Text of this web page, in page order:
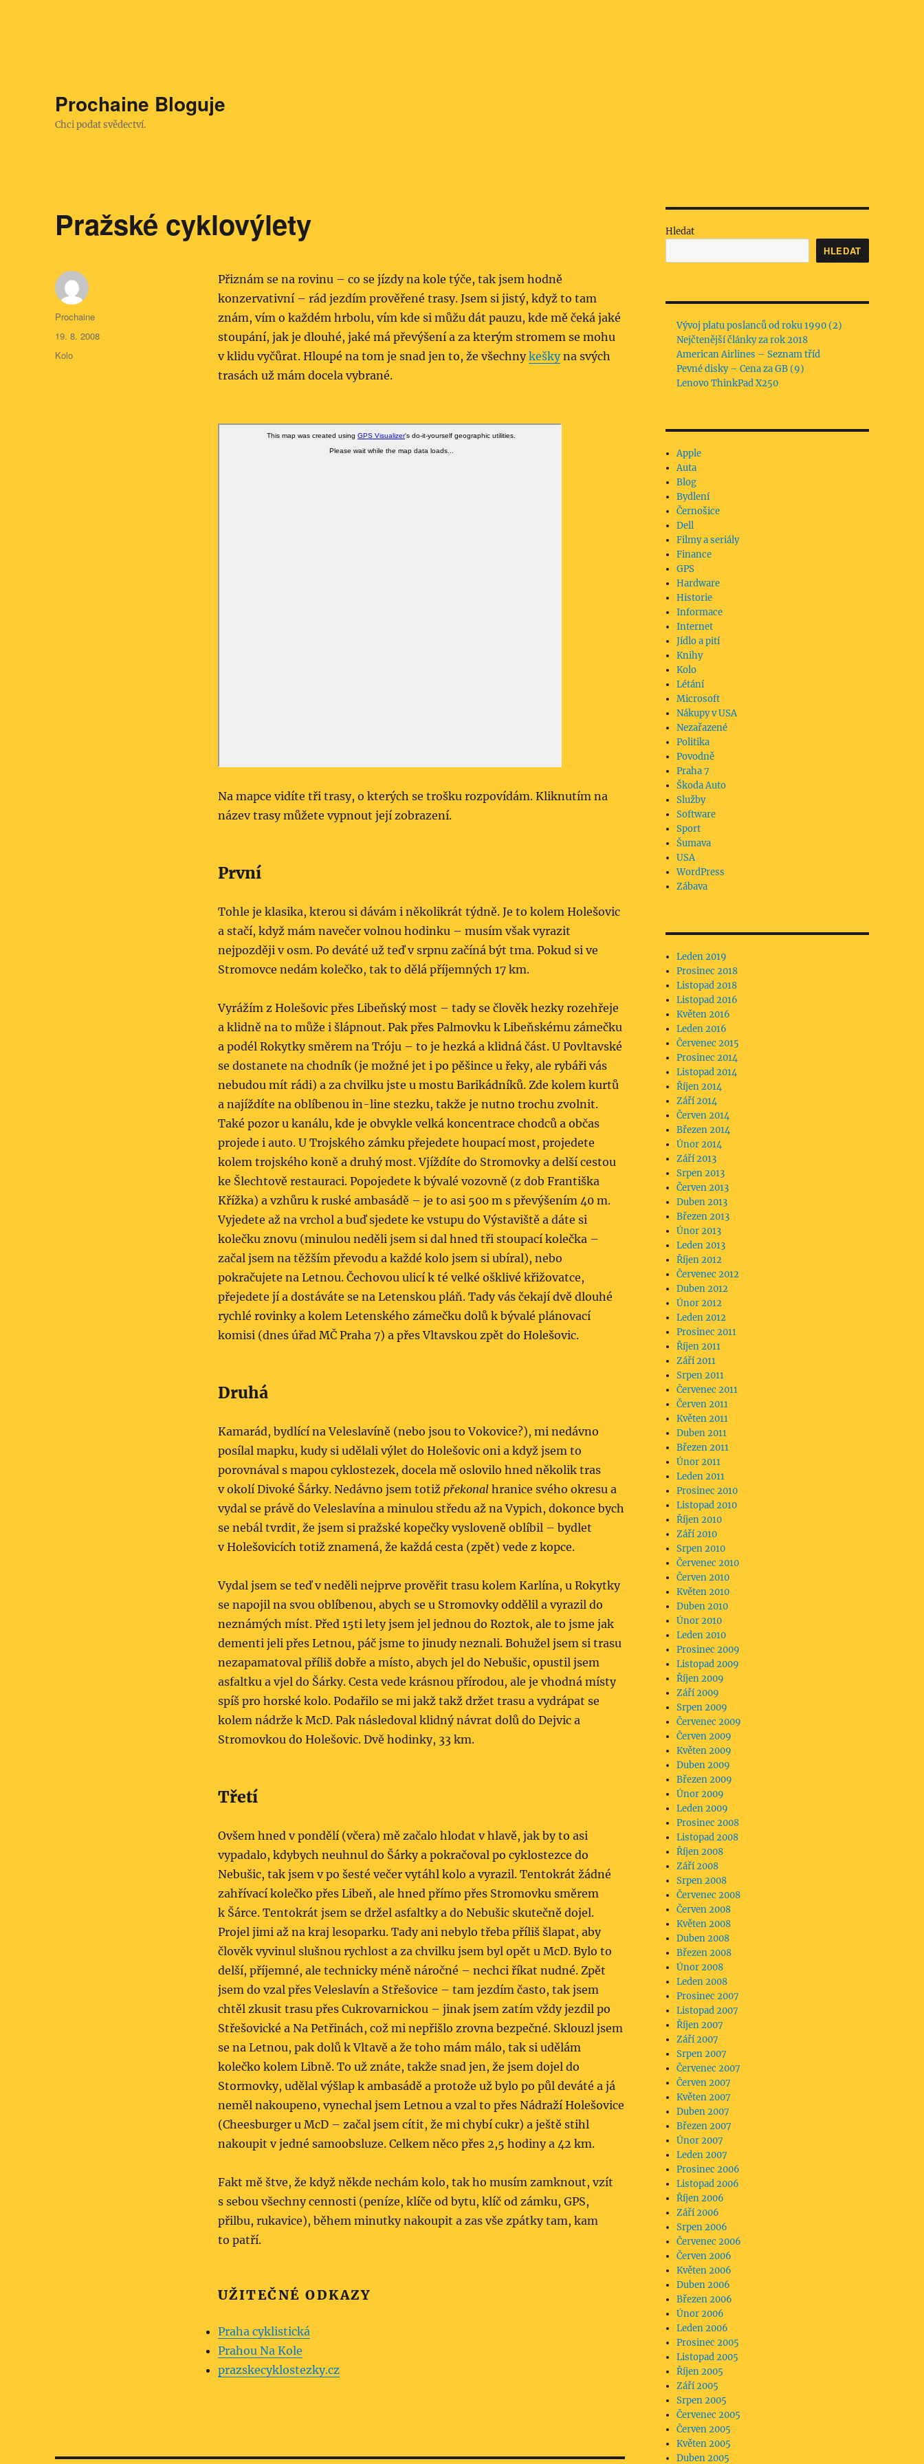
Prochaine Bloguje
Chci podat svědectví.
Pražské cyklovýlety
Přiznám se na rovinu – co se jízdy na kole týče, tak jsem hodně
konzervativní – rád jezdím prověřené trasy. Jsem si jistý, když to tam
znám, vím o každém hrbolu, vím kde si můžu dát pauzu, kde mě čeká jaké
stoupání, jak je dlouhé, jaké má převýšení a za kterým stromem se mohu
v klidu vyčůrat. Hloupé na tom je snad jen to, že všechnykeškyna svých
trasách už mám docela vybrané.
Na mapce vidíte tři trasy, o kterých se trošku rozpovídám. Kliknutím na
název trasy můžete vypnout její zobrazení.
První
Tohle je klasika, kterou si dávám i několikrát týdně. Je to kolem Holešovic
a stačí, když mám navečer volnou hodinku – musím však vyrazit
nejpozději v osm. Po deváté už teď v srpnu začíná být tma. Pokud si ve
Stromovce nedám kolečko, tak to dělá příjemných 17 km.
Vyrážím z Holešovic přes Libeňský most – tady se člověk hezky rozehřeje
a klidně na to může i šlápnout. Pak přes Palmovku k Libeňskému zámečku
a podél Rokytky směrem na Tróju – to je hezká a klidná část. U Povltavské
se dostanete na chodník (je možné jet i po pěšince u řeky, ale rybáři vás
nebudou mít rádi) a za chvilku jste u mostu Barikádníků. Zde kolem kurtů
a najíždíte na oblíbenou in-line stezku, takže je nutno trochu zvolnit.
Také pozor u kanálu, kde je obvykle velká koncentrace chodců a občas
projede i auto. U Trojského zámku přejedete houpací most, projedete
kolem trojského koně a druhý most. Vjíždíte do Stromovky a delší cestou
ke Šlechtově restauraci. Popojedete k bývalé vozovně (z dob Františka
Křížka) a vzhůru k ruské ambasádě – je to asi 500 m s převýšením 40 m.
Vyjedete až na vrchol a buď sjedete ke vstupu do Výstaviště a dáte si
kolečku znovu (minulou neděli jsem si dal hned tři stoupací kolečka –
začal jsem na těžším převodu a každé kolo jsem si ubíral), nebo
pokračujete na Letnou. Čechovou ulicí k té velké ošklivé křižovatce,
přejedete jí a dostáváte se na Letenskou pláň. Tady vás čekají dvě dlouhé
rychlé rovinky a kolem Letenského zámečku dolů k bývalé plánovací
komisi (dnes úřad MČ Praha 7) a přes Vltavskou zpět do Holešovic.
Druhá
Kamarád, bydlící na Veleslavíně (nebo jsou to Vokovice?), mi nedávno
posílal mapku, kudy si udělali výlet do Holešovic oni a když jsem to
porovnával s mapou cyklostezek, docela mě oslovilo hned několik tras
v okolí Divoké Šárky. Nedávno jsem totiž překonalhranice svého okresu a
vydal se právě do Veleslavína a minulou středu až na Vypich, dokonce bych
se nebál tvrdit, že jsem si pražské kopečky vysloveně oblíbil – bydlet
v Holešovicích totiž znamená, že každá cesta (zpět) vede z kopce.
Vydal jsem se teď v neděli nejprve prověřit trasu kolem Karlína, u Rokytky
se napojil na svou oblíbenou, abych se u Stromovky oddělil a vyrazil do
neznámých míst. Před 15ti lety jsem jel jednou do Roztok, ale to jsme jak
dementi jeli přes Letnou, páč jsme to jinudy neznali. Bohužel jsem si trasu
nezapamatoval příliš dobře a místo, abych jel do Nebušic, opustil jsem
asfaltku a vjel do Šárky. Cesta vede krásnou přírodou, ale je vhodná místy
spíš pro horské kolo. Podařilo se mi jakž takž držet trasu a vydrápat se
kolem nádrže k McD. Pak následoval klidný návrat dolů do Dejvic a
Stromovkou do Holešovic. Dvě hodinky, 33 km.
Třetí
Ovšem hned v pondělí (včera) mě začalo hlodat v hlavě, jak by to asi
vypadalo, kdybych neuhnul do Šárky a pokračoval po cyklostezce do
Nebušic, tak jsem v po šesté večer vytáhl kolo a vyrazil. Tentokrát žádné
zahřívací kolečko přes Libeň, ale hned přímo přes Stromovku směrem
k Šárce. Tentokrát jsem se držel asfaltky a do Nebušic skutečně dojel.
Projel jimi až na kraj lesoparku. Tady ani nebylo třeba příliš šlapat, aby
člověk vyvinul slušnou rychlost a za chvilku jsem byl opět u McD. Bylo to
delší, příjemné, ale technicky méně náročné – nechci říkat nudné. Zpět
jsem do vzal přes Veleslavín a Střešovice – tam jezdím často, tak jsem
chtěl zkusit trasu přes Cukrovarnickou – jinak jsem zatím vždy jezdil po
Střešovické a Na Petřinách, což mi nepřišlo zrovna bezpečné. Sklouzl jsem
se na Letnou, pak dolů k Vltavě a že toho mám málo, tak si udělám
kolečko kolem Libně. To už znáte, takže snad jen, že jsem dojel do
Stormovky, udělal výšlap k ambasádě a protože už bylo po půl deváté a já
neměl nakoupeno, vynechal jsem Letnou a vzal to přes Nádraží Holešovice
(Cheesburger u McD – začal jsem cítit, že mi chybí cukr) a ještě stihl
nakoupit v jedné samoobsluze. Celkem něco přes 2,5 hodiny a 42 km.
Fakt mě štve, že když někde nechám kolo, tak ho musím zamknout, vzít
s sebou všechny cennosti (peníze, klíče od bytu, klíč od zámku, GPS,
přilbu, rukavice), během minutky nakoupit a zas vše zpátky tam, kam
to patří.
UŽITEČNÉ ODKAZY
Praha cyklistická
Prahou Na Kole
prazskecyklos­tezky.cz
Autor:
Prochaine
Publikováno:
19. 8. 2008
Rubriky:
Kolo
Hledat
HLEDAT
Vývoj platu poslanců od roku 1990 (2)
Nejčtenější články za rok 2018
American Airlines – Seznam tříd
Pevné disky – Cena za GB (9)
Lenovo ThinkPad X250
Apple
Auta
Blog
Bydlení
Černošice
Dell
Filmy a seriály
Finance
GPS
Hardware
Historie
Informace
Internet
Jídlo a pití
Knihy
Kolo
Létání
Microsoft
Nákupy v USA
Nezařazené
Politika
Povodně
Praha 7
Škoda Auto
Služby
Software
Sport
Šumava
USA
WordPress
Zábava
Leden 2019
Prosinec 2018
Listopad 2018
Listopad 2016
Květen 2016
Leden 2016
Červenec 2015
Prosinec 2014
Listopad 2014
Říjen 2014
Září 2014
Červen 2014
Březen 2014
Únor 2014
Září 2013
Srpen 2013
Červen 2013
Duben 2013
Březen 2013
Únor 2013
Leden 2013
Říjen 2012
Červenec 2012
Duben 2012
Únor 2012
Leden 2012
Prosinec 2011
Říjen 2011
Září 2011
Srpen 2011
Červenec 2011
Červen 2011
Květen 2011
Duben 2011
Březen 2011
Únor 2011
Leden 2011
Prosinec 2010
Listopad 2010
Říjen 2010
Září 2010
Srpen 2010
Červenec 2010
Červen 2010
Květen 2010
Duben 2010
Únor 2010
Leden 2010
Prosinec 2009
Listopad 2009
Říjen 2009
Září 2009
Srpen 2009
Červenec 2009
Červen 2009
Květen 2009
Duben 2009
Březen 2009
Únor 2009
Leden 2009
Prosinec 2008
Listopad 2008
Říjen 2008
Září 2008
Srpen 2008
Červenec 2008
Červen 2008
Květen 2008
Duben 2008
Březen 2008
Únor 2008
Leden 2008
Prosinec 2007
Listopad 2007
Říjen 2007
Září 2007
Srpen 2007
Červenec 2007
Červen 2007
Květen 2007
Duben 2007
Březen 2007
Únor 2007
Leden 2007
Prosinec 2006
Listopad 2006
Říjen 2006
Září 2006
Srpen 2006
Červenec 2006
Červen 2006
Květen 2006
Duben 2006
Březen 2006
Únor 2006
Leden 2006
Prosinec 2005
Listopad 2005
Říjen 2005
Září 2005
Srpen 2005
Červenec 2005
Červen 2005
Květen 2005
Duben 2005